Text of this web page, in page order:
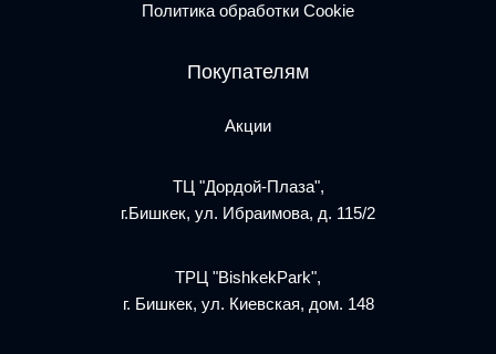
Политика обработки Cookie
Покупателям
Акции
ТЦ "Дордой-Плаза",
г.Бишкек, ул. Ибраимова, д. 115/2
ТРЦ "BishkekPark",
г. Бишкек, ул. Киевская, дом. 148